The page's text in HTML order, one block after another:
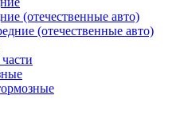
(отечественные авто)
(отечественные авто)